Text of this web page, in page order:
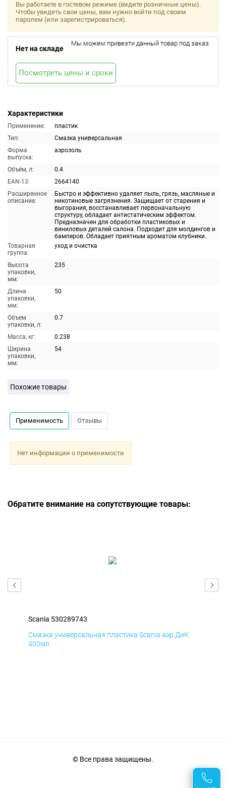
Характеристики
Применение:
пластик
Тип:
Смазка универсальная
Форма
выпуска:
аэрозоль
Объём, л:
0.4
EAN-13:
2664140
Расширенное
описание:
Быстро и эффективно удаляет пыль, грязь, масляные и
никотиновые загрязнения. Защищает от старения и
выгорания, восстанавливает первоначальную
структуру, обладает антистатическим эффектом.
Предназначен для обработки пластиковых и
виниловых деталей салона. Подходит для молдингов и
бамперов. Обладает приятным ароматом клубники.
Товарная
группа:
уход и очистка
Высота
упаковки,
мм:
235
Длина
упаковки,
мм:
50
Объем
упаковки, л:
0.7
Масса, кг:
0.238
Ширина
упаковки,
мм:
54
Вы работаете в гостевом режиме (видите розничные цены).
Чтобы увидеть свои цены, вам нужно войти под своим
паролем (или зарегистрироваться).
Нет на складе
Мы можем привезти данный товар под заказ.
Посмотреть цены и сроки
Похожие товары
Применимость Отзывы
Нет информации о применимости
Обратите внимание на сопутствующие товары:
Scania 530289743
Смазка универсальная пластика Scania аэр ДиК
400мл
© Все права защищены.